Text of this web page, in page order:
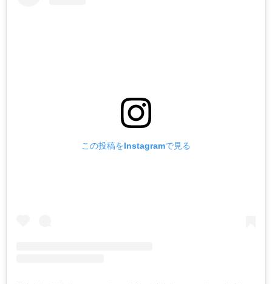
この投稿をInstagramで見る